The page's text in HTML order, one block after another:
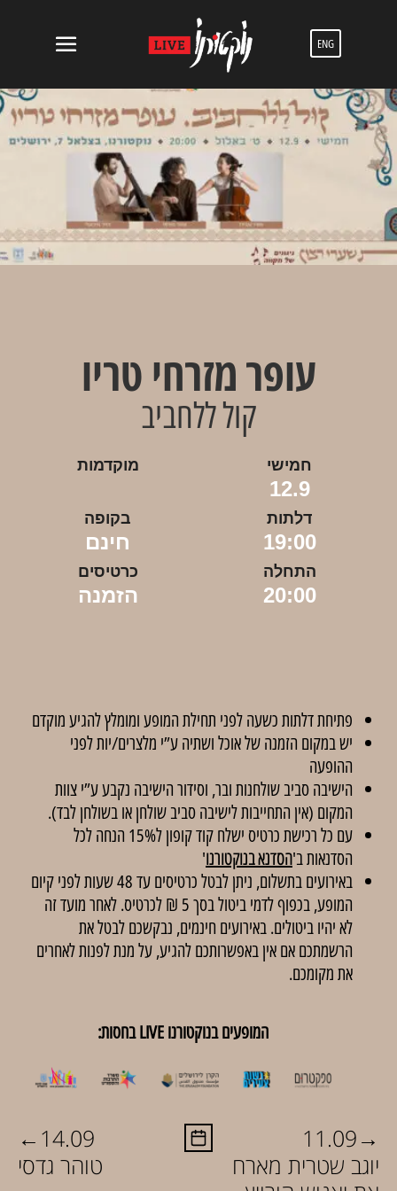
ENG
עופר מזרחי טריו
קול ללחביב
חמישי
12.9
מוקדמות
דלתות
19:00
בקופה
חינם
התחלה
20:00
כרטיסים
הזמנה
פתיחת דלתות כשעה לפני תחילת המופע ומומלץ להגיע מוקדם
יש במקום הזמנה של אוכל ושתיה ע”י מלצרים/יות לפני
ההופעה
הישיבה סביב שולחנות ובר, וסידור הישיבה נקבע ע”י צוות
המקום (אין התחייבות לישיבה סביב שולחן או בשולחן לבד).
עם כל רכישת כרטיס ישלח קוד קופון ל15% הנחה לכל
הסדנאות ב'הסדנא בנוקטורנו'
באירועים בתשלום, ניתן לבטל כרטיסים עד 48 שעות לפני קיום
המופע, בכפוף לדמי ביטול בסך 5 ₪ לכרטיס. לאחר מועד זה
לא יהיו ביטולים. באירועים חינמים, נבקשכם לבטל את
הרשמתכם אם אין באפשרותכם להגיע, על מנת לפנות לאחרים
את מקומכם.
המופעים בנוקטורנו LIVE בחסות:
← 14.09
טוהר גדסי
11.09→
יוגב שטרית מארח